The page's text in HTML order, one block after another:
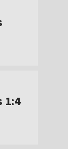
1:4